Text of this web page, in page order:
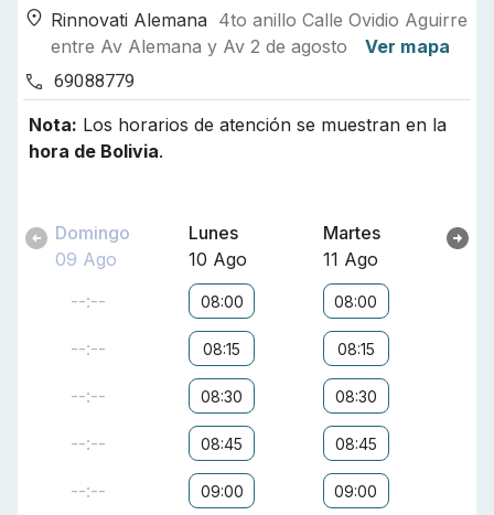
Rinnovati Alemana 4to anillo Calle Ovidio Aguirre
entre Av Alemana y Av 2 de agosto
Ver mapa
69088779
Nota: Los horarios de atención se muestran en la
hora de Bolivia.
Domingo
09 Ago
--:--
--:--
--:--
--:--
--:--
Lunes
10 Ago
08:00
08:15
08:30
08:45
09:00
Martes
11 Ago
08:00
08:15
08:30
08:45
09:00